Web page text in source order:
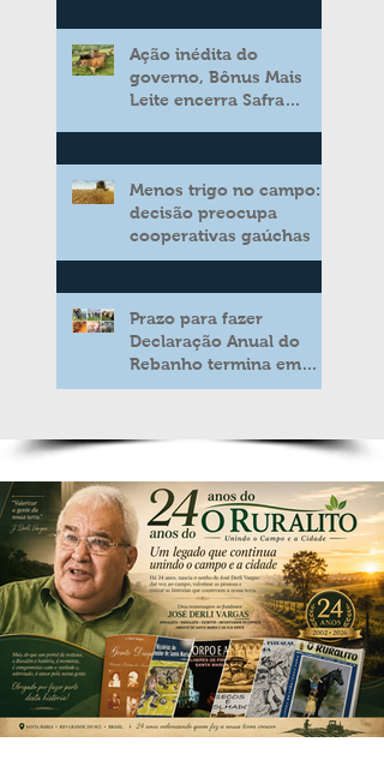
Ação inédita do
governo, Bônus Mais
Leite encerra Safra
aos produtores de leite
Menos trigo no campo:
decisão preocupa
cooperativas gaúchas
Prazo para fazer
Declaração Anual do
Rebanho termina em
duas semanas